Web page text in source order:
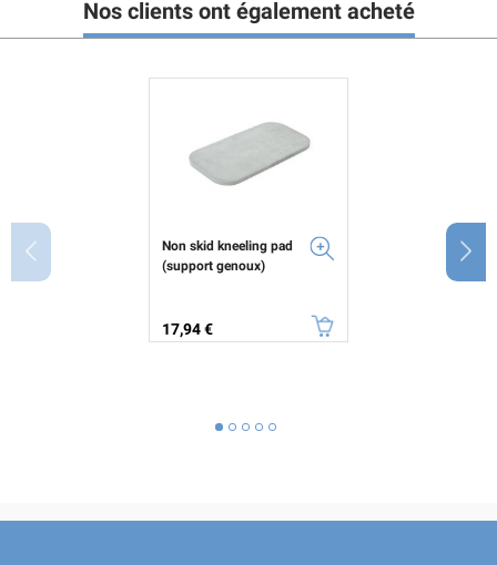
Nos clients ont également acheté
Non skid kneeling pad
(support genoux)
Prix
17,94 €